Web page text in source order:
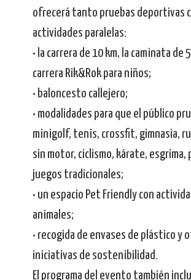
ofrecerá tanto pruebas deportivas
actividades paralelas:
• la carrera de 10 km, la caminata de
carrera Rik&Rok para niños;
• baloncesto callejero;
• modalidades para que el público
minigolf, tenis, crossfit, gimnasia,
sin motor, ciclismo, kárate, esgrima,
juegos tradicionales;
• un espacio Pet Friendly con
animales;
• recogida de envases de plástico y
iniciativas de sostenibilidad.
El programa del evento también